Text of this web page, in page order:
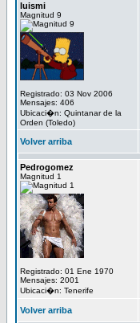
luismi
Magnitud 9
Registrado: 03 Nov 2006
Mensajes: 406
Ubicaci�n: Quintanar de la
Orden (Toledo)
Volver arriba
Pedrogomez
Magnitud 1
Registrado: 01 Ene 1970
Mensajes: 2001
Ubicaci�n: Tenerife
Volver arriba